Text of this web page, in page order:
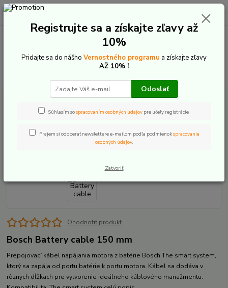
+421 907 20 22 33
0,00 €
Powertube 500/625/750 - príslušenstvo
Bosch Battery cable
Bosch Battery cable
Ohodnotiť produkt
Bosch Battery cable 150 mm
Prepojovací kábel napájania motora z batérie Bosch The smart system,
ktorý sa zapája od portu batérie k portu motora. Kábel sa dodáva v
rôznych dĺžkach pre vytvorenie ideálneho káblového manažmentu.
Registrujte sa a získajte zľavy až
10%
Pridajte sa do nášho Vernostného programu a získajte zľavy
AŽ 10% !
Odoslať
Súhlasím sospracovaním osobných údajov pre účely registrácie.
Prajem si odoberať newslettere e-mailom podľa podmienokspracovania
osobných údajov.
Zatvoriť